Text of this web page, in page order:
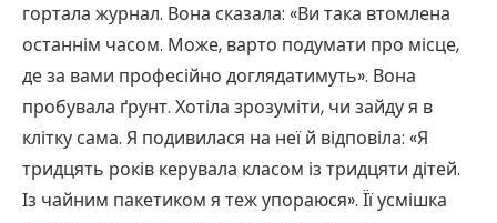
гортала журнал. Вона сказала: «Ви така втомлена
останнім часом. Може, варто подумати про місце,
де за вами професійно доглядатимуть». Вона
пробувала ґрунт. Хотіла зрозуміти, чи зайду я в
клітку сама. Я подивилася на неї й відповіла: «Я
тридцять років керувала класом із тридцяти дітей.
Із чайним пакетиком я теж упораюся». Її усмішка